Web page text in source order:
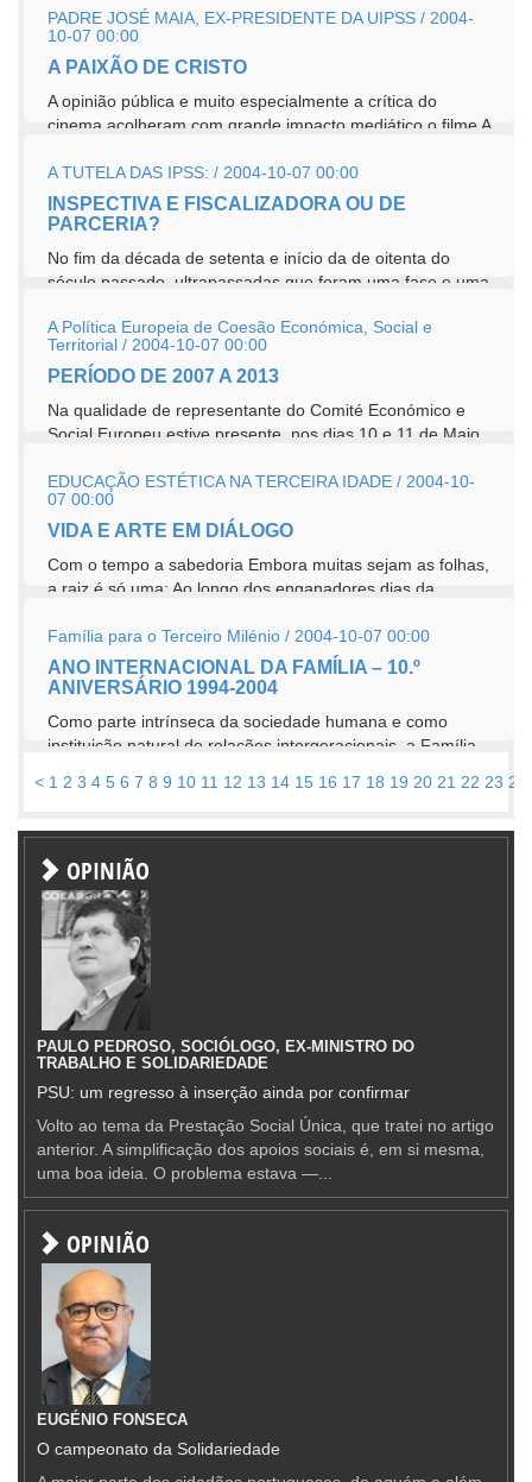
PADRE JOSÉ MAIA, EX-PRESIDENTE DA UIPSS / 2004-
10-07 00:00
A PAIXÃO DE CRISTO
A opinião pública e muito especialmente a crítica do
cinema acolheram com grande impacto mediático o filme A
A TUTELA DAS IPSS: / 2004-10-07 00:00
INSPECTIVA E FISCALIZADORA OU DE
PARCERIA?
No fim da década de setenta e início da de oitenta do
século passado, ultrapassadas que foram uma fase e uma
A Política Europeia de Coesão Económica, Social e
Territorial / 2004-10-07 00:00
PERÍODO DE 2007 A 2013
Na qualidade de representante do Comité Económico e
Social Europeu estive presente, nos dias 10 e 11 de Maio,
EDUCAÇÃO ESTÉTICA NA TERCEIRA IDADE / 2004-10-
07 00:00
VIDA E ARTE EM DIÁLOGO
Com o tempo a sabedoria Embora muitas sejam as folhas,
a raiz é só uma; Ao longo dos enganadores dias da
Família para o Terceiro Milénio / 2004-10-07 00:00
ANO INTERNACIONAL DA FAMÍLIA – 10.º
ANIVERSÁRIO 1994-2004
Como parte intrínseca da sociedade humana e como
instituição natural de relações intergeracionais, a Família
< 1 2 3 4 5 6 7 8 9 10 11 12 13 14 15 16 17 18 19 20 21 22 23 24
OPINIÃO
PAULO PEDROSO, SOCIÓLOGO, EX-MINISTRO DO
TRABALHO E SOLIDARIEDADE
PSU: um regresso à inserção ainda por confirmar
Volto ao tema da Prestação Social Única, que tratei no artigo
anterior. A simplificação dos apoios sociais é, em si mesma,
uma boa ideia. O problema estava —...
OPINIÃO
EUGÉNIO FONSECA
O campeonato da Solidariedade